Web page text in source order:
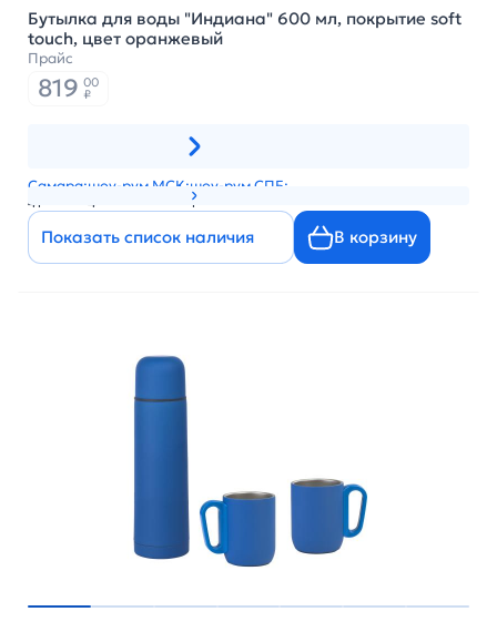
Бутылка для воды "Индиана" 600 мл, покрытие soft
touch, цвет оранжевый
Прайс
819 00
₽
Самара:
41
шоу-рум МСК:
4
шоу-рум СПБ:
1
Показать список наличия В корзину